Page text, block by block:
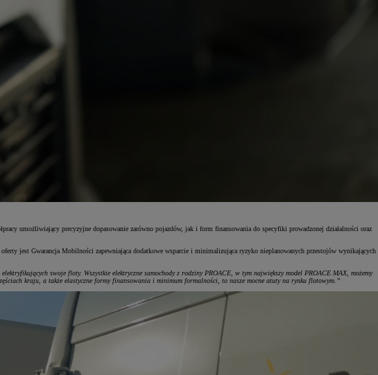
umożliwiający precyzyjne dopasowanie zarówno pojazdów, jak i form finansowania do specyfiki prowadzonej działalności oraz
jest Gwarancja Mobilności zapewniająca dodatkowe wsparcie i minimalizująca ryzyko nieplanowanych przestojów wynikających
swoje floty. Wszystkie elektryczne samochody z rodziny PROACE, w tym największy model PROACE MAX, możemy
kraju, a także elastyczne formy finansowania i minimum formalności, to nasze mocne atuty na rynku flotowym.”